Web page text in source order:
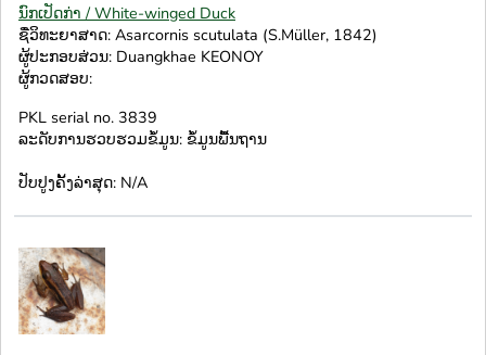
ນົກເປັດກ່າ / White-winged Duck
ຊື່ວິທະຍາສາດ: Asarcornis scutulata (S.Müller, 1842)
ຜູ້ປະກອບສ່ວນ: Duangkhae KEONOY
ຜູ້ກວດສອບ:
PKL serial no. 3839
ລະດັບການຮວບຮວມຂໍ້ມູນ: ຂໍ້ມູນພື້ນຖານ
ປັບປູງຄັ້ງລ່າສຸດ: N/A